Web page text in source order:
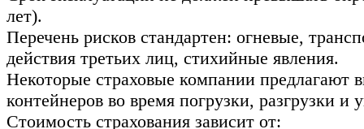
лет).
Перечень рисков стандартен: огневые,
действия третьих лиц, стихийные явления.
Некоторые страховые компании предлагают
контейнеров во время погрузки, разгрузки и
Стоимость страхования зависит от: